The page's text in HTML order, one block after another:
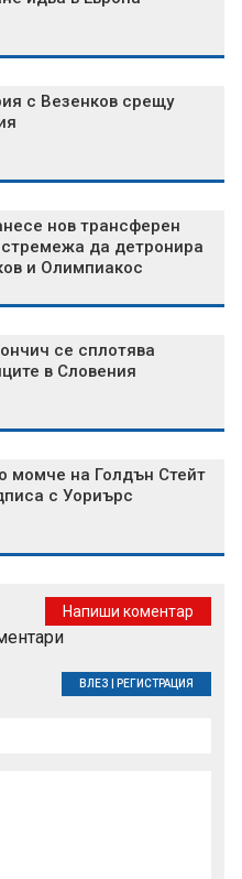
с Везенков срещу
нов трансферен
стремежа да детронира
и Олимпиакос
се сплотява
в Словения
момче на Голдън Стейт
с Уориърс
Напиши коментар
ВЛЕЗ РЕГИСТРАЦИЯ